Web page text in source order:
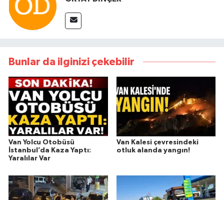
Bunlar da ilginizi çekebilir
Van Yolcu Otobüsü
İstanbul’da Kaza Yaptı:
Yaralılar Var
Van Kalesi çevresindeki
otluk alanda yangın!